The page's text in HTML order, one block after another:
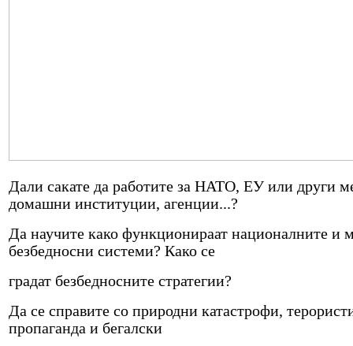
Дали сакате да работите за НАТО, ЕУ или други
домашни институции, агенции...?
Да научите како функционираат националните и
безбедносни системи? Како се
градат безбедносните стратегии?
Да се справите со природни катастрофи,
пропаганда и бегалски